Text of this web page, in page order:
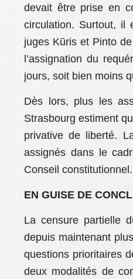
devait être prise en
circulation. Surtout, il
juges Kūris et Pinto
l’assignation du
jours, soit bien moins
Dès lors, plus les
Strasbourg estiment
privative de liberté.
assignés dans le
Conseil constitutionnel.
EN GUISE DE
La censure partielle
depuis maintenant
questions prioritaires
deux modalités de